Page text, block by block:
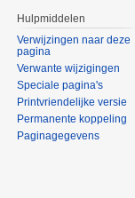
Hulpmiddelen
Verwijzingen naar deze
pagina
Verwante wijzigingen
Speciale pagina's
Printvriendelijke versie
Permanente koppeling
Paginagegevens